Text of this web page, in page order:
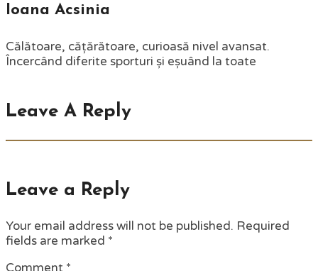
Ioana Acsinia
Călătoare, cățărătoare, curioasă nivel avansat.
Încercând diferite sporturi și eșuând la toate
Leave A Reply
Leave a Reply
Your email address will not be published. Required
fields are marked *
Comment *